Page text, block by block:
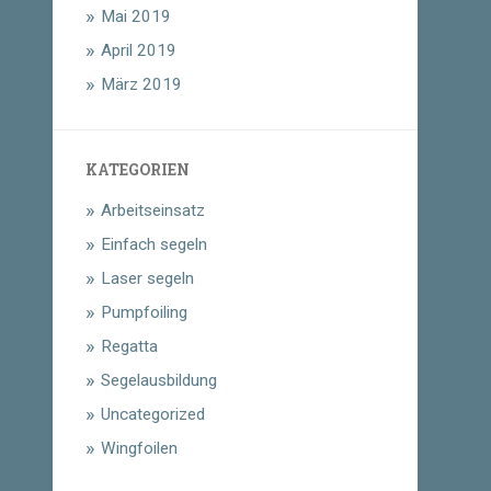
Mai 2019
April 2019
März 2019
KATEGORIEN
Arbeitseinsatz
Einfach segeln
Laser segeln
Pumpfoiling
Regatta
Segelausbildung
Uncategorized
Wingfoilen